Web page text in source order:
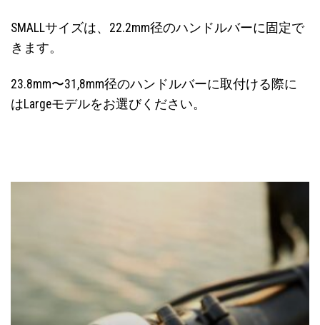
SMALLサイズは、22.2mm径のハンドルバーに固定で
きます。
23.8mm〜31,8mm径のハンドルバーに取付ける際に
はLargeモデルをお選びください。